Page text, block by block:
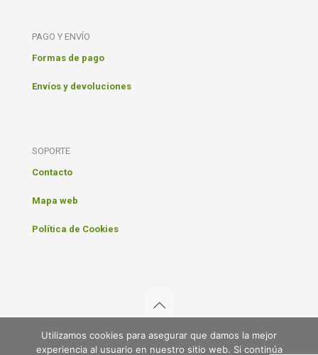
PAGO Y ENVÍO
Formas de pago
Envíos y devoluciones
SOPORTE
Contacto
Mapa web
Política de Cookies
Ecohappy 2021 © Todos los derechos reservados
Utilizamos cookies para asegurar que damos la mejor
experiencia al usuario en nuestro sitio web. Si continúa